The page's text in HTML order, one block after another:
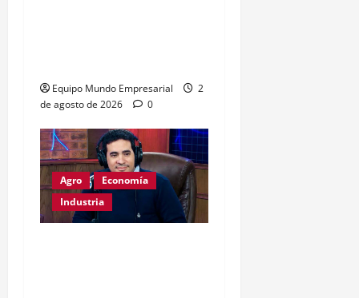
Equipo Mundo Empresarial
2
de agosto de 2026
0
Agro
Economía
Industria